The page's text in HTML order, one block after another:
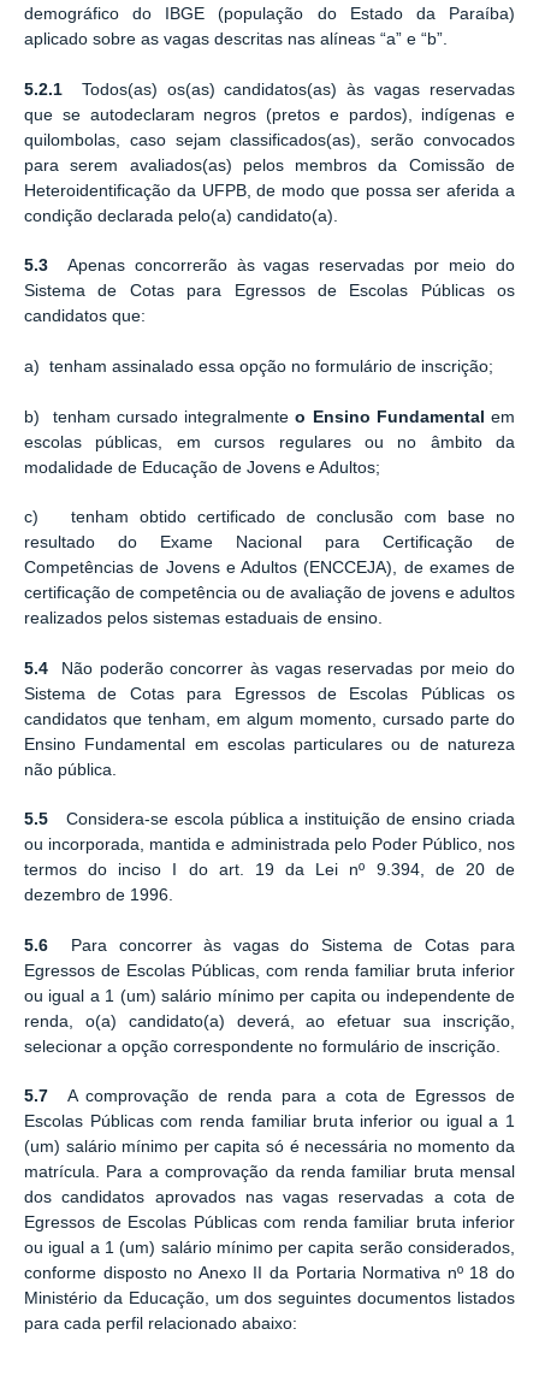
demográfico do IBGE (população do Estado da Paraíba)
aplicado sobre as vagas descritas nas alíneas “a” e “b”.
5.2.1 Todos(as) os(as) candidatos(as) às vagas reservadas
que se autodeclaram negros (pretos e pardos), indígenas e
quilombolas, caso sejam classificados(as), serão convocados
para serem avaliados(as) pelos membros da Comissão de
Heteroidentificação da UFPB, de modo que possa ser aferida a
condição declarada pelo(a) candidato(a).
5.3 Apenas concorrerão às vagas reservadas por meio do
Sistema de Cotas para Egressos de Escolas Públicas os
candidatos que:
a) tenham assinalado essa opção no formulário de inscrição;
b) tenham cursado integralmenteo Ensino Fundamental em
escolas públicas, em cursos regulares ou no âmbito da
modalidade de Educação de Jovens e Adultos;
c) tenham obtido certificado de conclusão com base no
resultado do Exame Nacional para Certificação de
Competências de Jovens e Adultos (ENCCEJA), de exames de
certificação de competência ou de avaliação de jovens e adultos
realizados pelos sistemas estaduais de ensino.
5.4 Não poderão concorrer às vagas reservadas por meio do
Sistema de Cotas para Egressos de Escolas Públicas os
candidatos que tenham, em algum momento, cursado parte do
Ensino Fundamental em escolas particulares ou de natureza
não pública.
5.5 Considera-se escola pública a instituição de ensino criada
ou incorporada, mantida e administrada pelo Poder Público, nos
termos do inciso I do art. 19 da Lei nº 9.394, de 20 de
dezembro de 1996.
5.6
Para concorrer às vagas do Sistema de Cotas para
Egressos de Escolas Públicas, com renda familiar bruta inferior
ou igual a 1 (um) salário mínimo per capita ou independente de
renda, o(a) candidato(a) deverá, ao efetuar sua inscrição,
selecionar a opção correspondente no formulário de inscrição.
5.7 A comprovação de renda para a cota de Egressos de
Escolas Públicas com renda familiar bruta inferior ou igual a 1
(um) salário mínimo per capita só é necessária no momento da
matrícula. Para a comprovação da renda familiar bruta mensal
dos candidatos aprovados nas vagas reservadas a cota de
Egressos de Escolas Públicas com renda familiar bruta inferior
ou igual a 1 (um) salário mínimo per capita serão considerados,
conforme disposto no Anexo II da Portaria Normativa nº 18 do
Ministério da Educação, um dos seguintes documentos listados
para cada perfil relacionado abaixo: